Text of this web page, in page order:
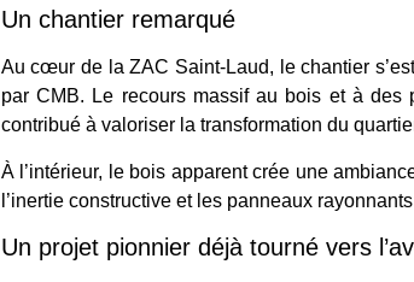
Un chantier remarqué
Au cœur de la ZAC Saint-Laud, le chantier
par CMB. Le recours massif au bois et à des
contribué à valoriser la transformation du
À l’intérieur, le bois apparent crée une
l’inertie constructive et les panneaux
Un projet pionnier déjà tourné vers